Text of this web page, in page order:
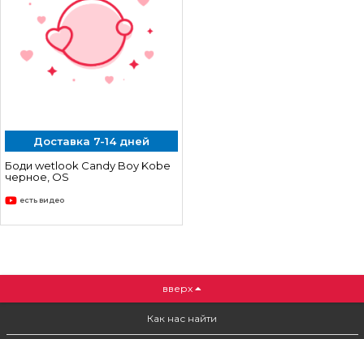
Доставка 7-14 дней
Боди wetlook Candy Boy Kobe
черное, OS
есть видео
вверх
Как нас найти